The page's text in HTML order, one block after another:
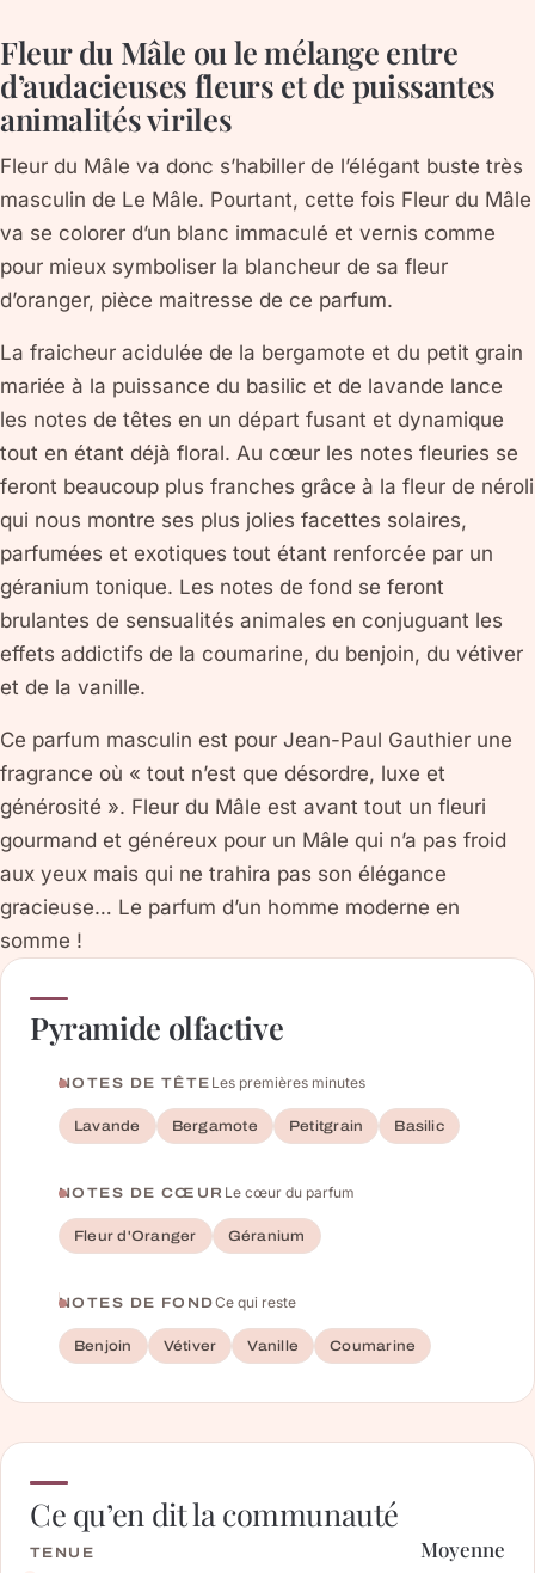
Fleur du Mâle ou le mélange entre
d’audacieuses fleurs et de puissantes
animalités viriles
Fleur du Mâle va donc s’habiller de l’élégant buste très
masculin de Le Mâle. Pourtant, cette fois Fleur du Mâle
va se colorer d’un blanc immaculé et vernis comme
pour mieux symboliser la blancheur de sa fleur
d’oranger, pièce maitresse de ce parfum.
La fraicheur acidulée de la bergamote et du petit grain
mariée à la puissance du basilic et de lavande lance
les notes de têtes en un départ fusant et dynamique
tout en étant déjà floral. Au cœur les notes fleuries se
feront beaucoup plus franches grâce à la fleur de néroli
qui nous montre ses plus jolies facettes solaires,
parfumées et exotiques tout étant renforcée par un
géranium tonique. Les notes de fond se feront
brulantes de sensualités animales en conjuguant les
effets addictifs de la coumarine, du benjoin, du vétiver
et de la vanille.
Ce parfum masculin est pour Jean-Paul Gauthier une
fragrance où « tout n’est que désordre, luxe et
générosité ». Fleur du Mâle est avant tout un fleuri
gourmand et généreux pour un Mâle qui n’a pas froid
aux yeux mais qui ne trahira pas son élégance
gracieuse… Le parfum d’un homme moderne en
somme !
Pyramide olfactive
NOTES DE TÊTE Les premières minutes
Lavande Bergamote Petitgrain Basilic
NOTES DE CŒUR Le cœur du parfum
Fleur d'Oranger Géranium
NOTES DE FONDCe qui reste
Benjoin Vétiver Vanille Coumarine
Ce qu’en dit la communauté
TENUE Moyenne